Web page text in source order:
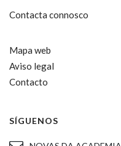
Contacta connosco
Mapa web
Aviso legal
Contacto
SÍGUENOS